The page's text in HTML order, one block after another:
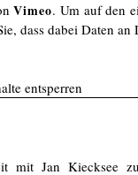
Vimeo. Um auf den
dass dabei Daten
entsperren
mit Jan Kiecksee